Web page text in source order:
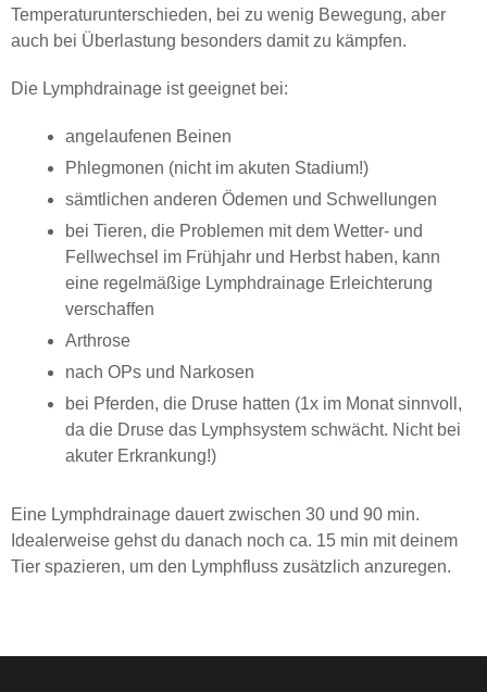
Temperaturunterschieden, bei zu wenig Bewegung, aber
auch bei Überlastung besonders damit zu kämpfen.
Die Lymphdrainage ist geeignet bei:
angelaufenen Beinen
Phlegmonen (nicht im akuten Stadium!)
sämtlichen anderen Ödemen und Schwellungen
bei Tieren, die Problemen mit dem Wetter- und
Fellwechsel im Frühjahr und Herbst haben, kann
eine regelmäßige Lymphdrainage Erleichterung
verschaffen
Arthrose
nach OPs und Narkosen
bei Pferden, die Druse hatten (1x im Monat sinnvoll,
da die Druse das Lymphsystem schwächt. Nicht bei
akuter Erkrankung!)
Eine Lymphdrainage dauert zwischen 30 und 90 min.
Idealerweise gehst du danach noch ca. 15 min mit deinem
Tier spazieren, um den Lymphfluss zusätzlich anzuregen.